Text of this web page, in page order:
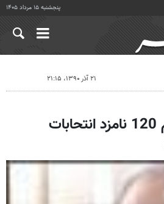
پنجشنبه ۱۵ مرداد ۱۴۰۵
۲۱ آذر ۱۳۹۰، ۲۱:۱۵
پیش بینی ثبت نام 120 نامزد انتحابات